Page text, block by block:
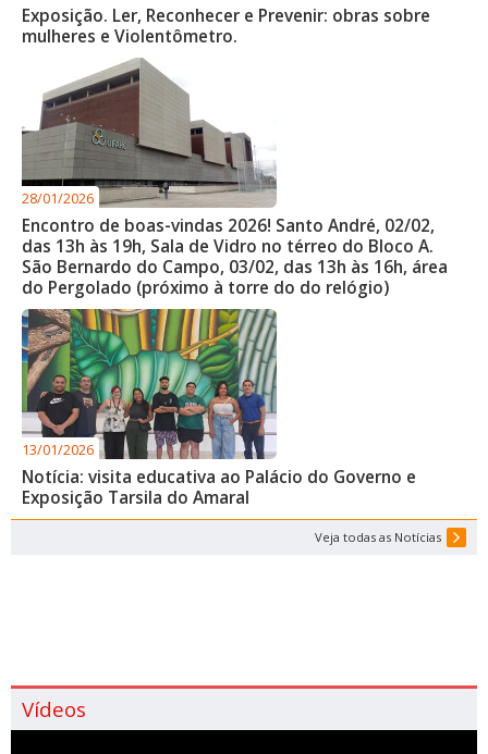
Exposição. Ler, Reconhecer e Prevenir: obras sobre
mulheres e Violentômetro.
28/01/2026
Encontro de boas-vindas 2026! Santo André, 02/02,
das 13h às 19h, Sala de Vidro no térreo do Bloco A.
São Bernardo do Campo, 03/02, das 13h às 16h, área
do Pergolado (próximo à torre do do relógio)
13/01/2026
Notícia: visita educativa ao Palácio do Governo e
Exposição Tarsila do Amaral
Veja todas as Notícias
Vídeos